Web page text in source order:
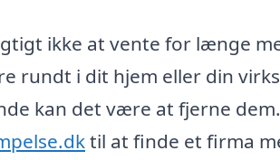
ikke at vente for længe
rundt i dit hjem eller din
kan det være at fjerne
til at finde et firma